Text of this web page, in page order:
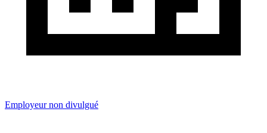
Employeur non divulgué